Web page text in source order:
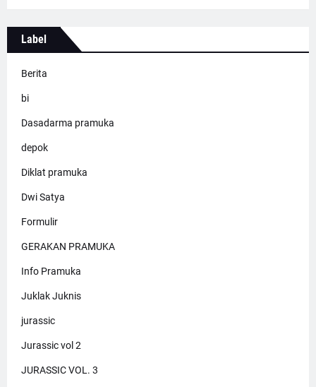
Label
Berita
bi
Dasadarma pramuka
depok
Diklat pramuka
Dwi Satya
Formulir
GERAKAN PRAMUKA
Info Pramuka
Juklak Juknis
jurassic
Jurassic vol 2
JURASSIC VOL. 3